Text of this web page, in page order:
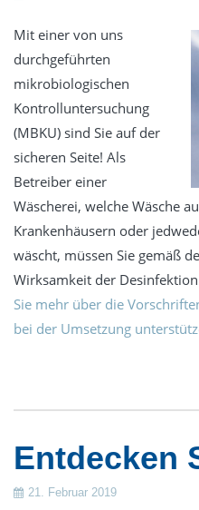
Mit einer von uns
durchgeführten
mikrobiologischen
Kontrolluntersuchung
(MBKU) sind Sie auf der
sicheren Seite! Als
Betreiber einer
Wäscherei, welche Wäsche
Krankenhäusern oder
wäscht, müssen Sie gemäß
Wirksamkeit der
Sie mehr über die
bei der Umsetzung
Entdecken
21. Februar 2019